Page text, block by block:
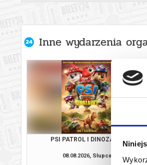
Inne wydarzenia
PSI PATROL I DINOZAURY
08.08.2026, Słupca